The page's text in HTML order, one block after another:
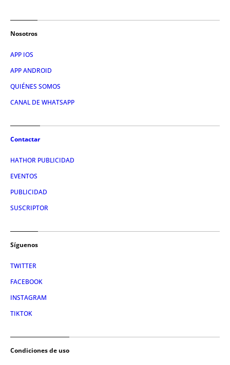
Nosotros
APP IOS
APP ANDROID
QUIÉNES SOMOS
CANAL DE WHATSAPP
Contactar
HATHOR PUBLICIDAD
EVENTOS
PUBLICIDAD
SUSCRIPTOR
Síguenos
TWITTER
FACEBOOK
INSTAGRAM
TIKTOK
Condiciones de uso